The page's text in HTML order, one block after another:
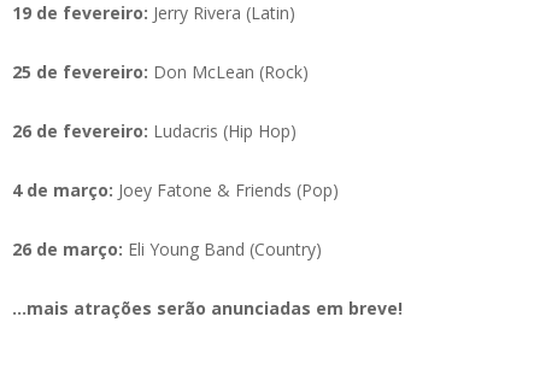
19 de fevereiro: Jerry Rivera (Latin)
25 de fevereiro: Don McLean (Rock)
26 de fevereiro: Ludacris (Hip Hop)
4 de março: Joey Fatone & Friends (Pop)
26 de março: Eli Young Band (Country)
…mais atrações serão anunciadas em breve!